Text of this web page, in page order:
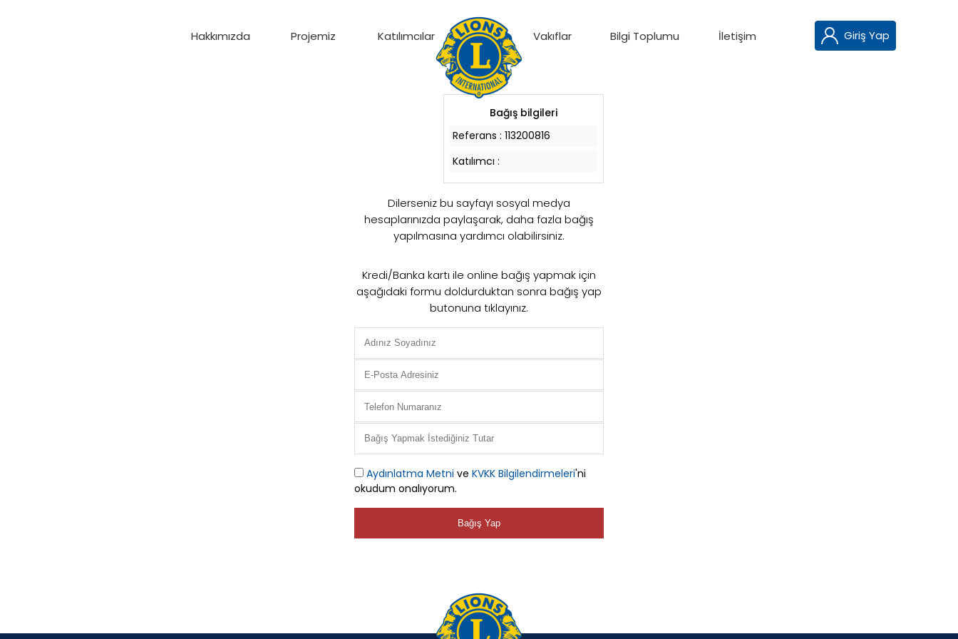
Hakkımızda Projemiz Katılımcılar Vakıflar Bilgi Toplumu İletişim Giriş Yap
Bağış bilgileri
Referans : 113200816
Katılımcı :
Dilerseniz bu sayfayı sosyal medya
hesaplarınızda paylaşarak, daha fazla bağış
yapılmasına yardımcı olabilirsiniz.
Kredi/Banka kartı ile online bağış yapmak için
aşağıdaki formu doldurduktan sonra bağış yap
butonuna tıklayınız.
Aydınlatma Metni ve KVKK Bilgilendirmeleri'ni
okudum onalıyorum.